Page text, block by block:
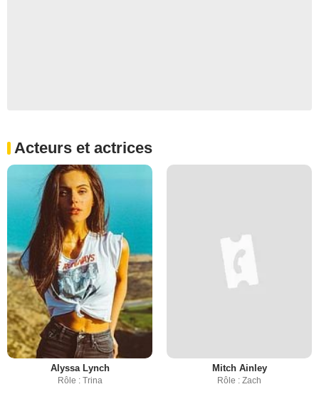
Acteurs et actrices
Alyssa Lynch
Rôle : Trina
Mitch Ainley
Rôle : Zach